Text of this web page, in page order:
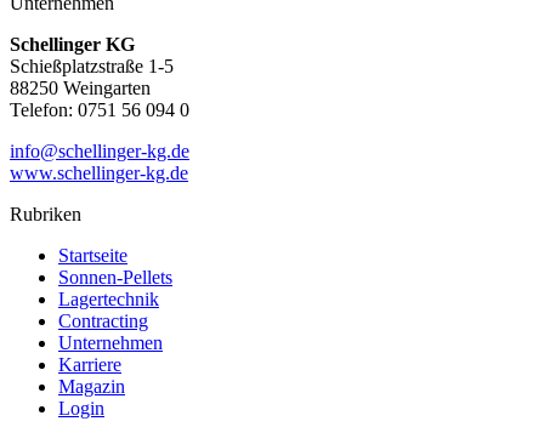
Schellinger KG
Schießplatzstraße 1-5
88250 Weingarten
Telefon: 0751 56 094 0
info@schellinger-kg.de
www.schellinger-kg.de
Rubriken
Startseite
Sonnen-Pellets
Lagertechnik
Contracting
Unternehmen
Karriere
Magazin
Login